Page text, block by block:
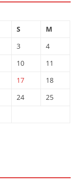
S
M
3
4
10
11
17
18
24
25